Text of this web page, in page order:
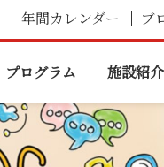
年間カレンダー ブ
プログラム 施設紹介